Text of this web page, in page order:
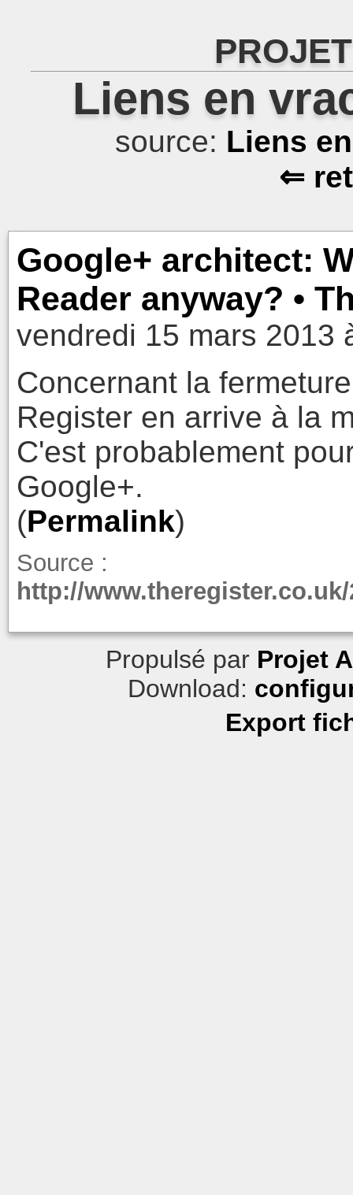
Liens en
source: Liens
⇐
Google+ architect:
Reader anyway? •
vendredi 15 mars 2013
Concernant la
Register en arrive à la
C'est probablement
Google+.
(Permalink)
Source :
http://
Propulsé par Projet
Download:
Export